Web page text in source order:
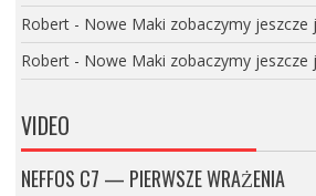
Robert- Nowe Maki zobaczymy jeszcze
Robert- Nowe Maki zobaczymy jeszcze
VIDEO
NEFFOS C7 — PIERWSZE WRAŻENIA